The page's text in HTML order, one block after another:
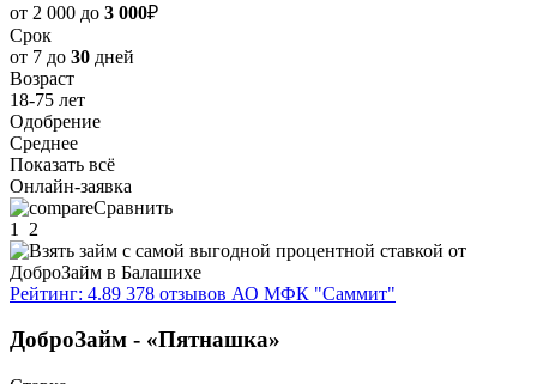
от 2 000 до 3 000₽
Срок
от 7 до 30 дней
Возраст
18-75 лет
Одобрение
Среднее
Показать всё
Онлайн-заявка
Сравнить
1
2
Рейтинг: 4.89 378 отзывов АО МФК "Саммит"
ДоброЗайм - «Пятнашка»